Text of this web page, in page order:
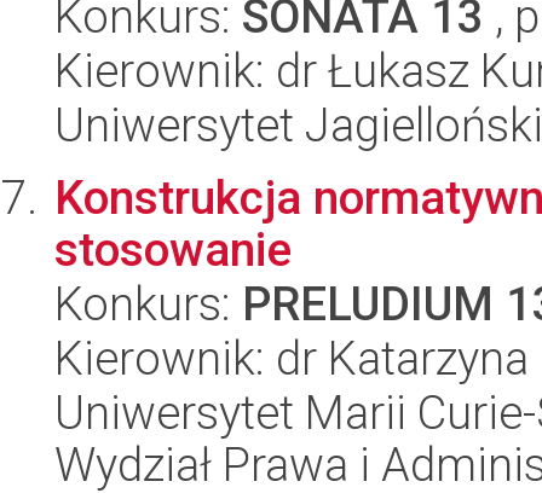
Konkurs: SONATA 13 ,
Kierownik: dr Łukasz
Uniwersytet
Konstrukcja
stosowanie
Konkurs: PRELUDIUM
Kierownik: dr Katarzyna
Uniwersytet Marii
Wydział Prawa i